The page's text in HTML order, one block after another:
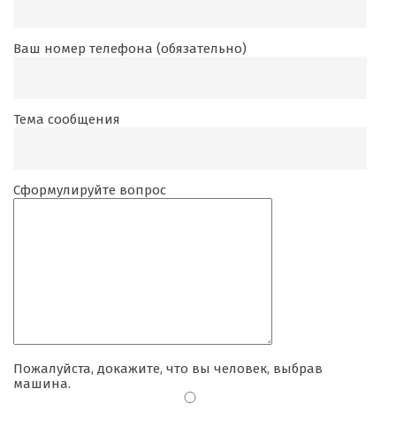
Ваш номер телефона (обязательно)
Тема сообщения
Сформулируйте вопрос
Пожалуйста, докажите, что вы человек, выбрав
машина.